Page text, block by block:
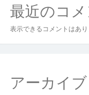
最近のコメ
表示できるコメントはあり
アーカイブ